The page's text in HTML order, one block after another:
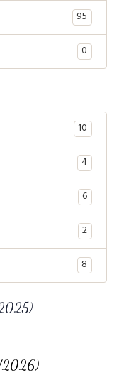
95
0
10
4
6
2
8
2026)